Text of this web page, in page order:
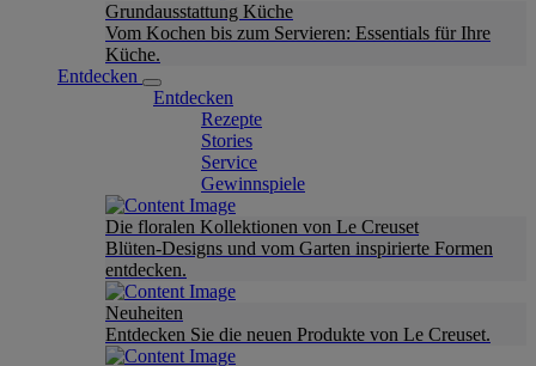
Grundausstattung Küche
Vom Kochen bis zum Servieren: Essentials für Ihre
Küche.
Entdecken
Entdecken
Rezepte
Stories
Service
Gewinnspiele
Die floralen Kollektionen von Le Creuset
Blüten-Designs und vom Garten inspirierte Formen
entdecken.
Neuheiten
Entdecken Sie die neuen Produkte von Le Creuset.